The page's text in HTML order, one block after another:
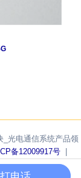
光电通信系统产品领
备12009917号|